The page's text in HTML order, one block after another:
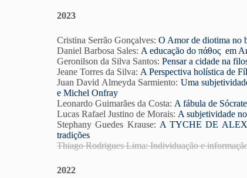
2023
Cristina Serrão Gonçalves: O Amor de diotima no
Daniel Barbosa Sales: A educação do πάθος em
Geronilson da Silva Santos: Pensar a cidade na
Jeane Torres da Silva: A Perspectiva holística de
Juan David Almeyda Sarmiento: Uma
e Michel Onfray
Leonardo Guimarães da Costa: A fábula de
Lucas Rafael Justino de Morais: A subjetividade
Stephany Guedes Krause: A TYCHE DE
tradições
Thiago Rodrigues Lima:Individuação e
2022